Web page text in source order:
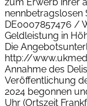
nennbetragslosen
DE0007857476 /
Geldleistung in
Die
http://
Annahme des
Veröffentlichung
2024 begonnen
Uhr (Ortszeit